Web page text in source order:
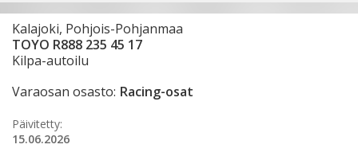
Kalajoki, Pohjois-Pohjanmaa
TOYO R888 235 45 17
Kilpa-autoilu
Varaosan osasto: Racing-osat
Päivitetty:
15.06.2026